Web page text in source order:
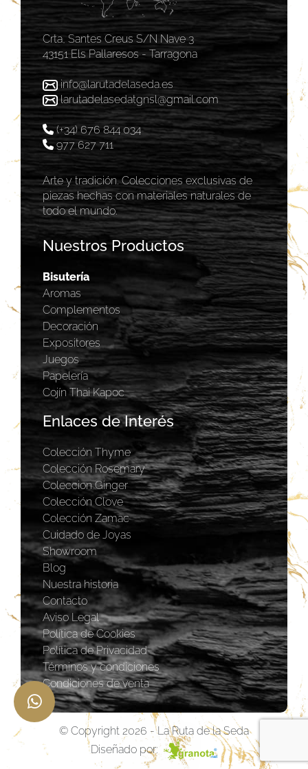
Crta, Santes Creus S/N Nave 3
43151 Els Pallaresos - Tarragona
info@larutadelaseda.es
larutadelasedatgnsl@gmail.com
(+34) 676 844 034
977 627 711
Arte y tradición. Colecciones exclusivas de
piezas hechas con materiales naturales de
todo el mundo.
Nuestros Productos
Bisutería
Aromas
Complementos
Decoración
Expositores
Juegos
Papelería
Cojín Thai Kapoc
Enlaces de Interés
Colección Thyme
Colección Rosemary
Coleccion Ginger
Colección Clove
Colección Zamac
Cuidado de Joyas
Showroom
Blog
Nuestra historia
Contacto
Aviso Legal
Política de Cookies
Política de Privacidad
Términos y condiciones
Condiciones de venta
© Copyright 2026 - La Ruta de la Seda
Diseñado por: